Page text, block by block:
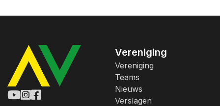
Vereniging
Vereniging
Teams
Nieuws
Verslagen